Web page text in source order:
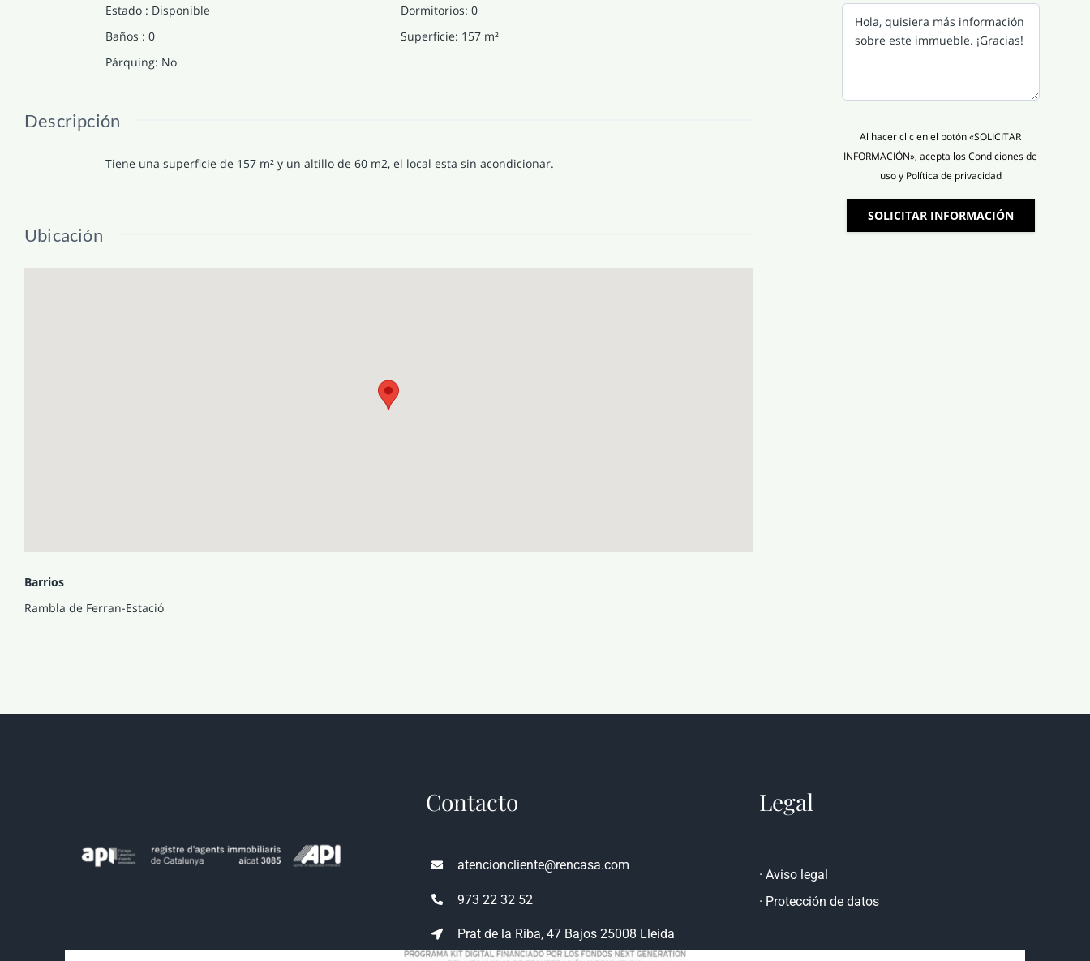
Estado : Disponible Dormitorios: 0
Baños : 0 Superficie: 157 m²
Párquing: No
Descripción
Tiene una superficie de 157 m² y un altillo de 60 m2, el local esta sin acondicionar.
Ubicación
Barrios
Rambla de Ferran-Estació
Al hacer clic en el botón «SOLICITAR
INFORMACIÓN», acepta los Condiciones de
uso y Política de privacidad
SOLICITAR INFORMACIÓN
Contacto
atencioncliente@rencasa.com
973 22 32 52
Prat de la Riba, 47 Bajos 25008 Lleida
Legal
· Aviso legal
· Protección de datos